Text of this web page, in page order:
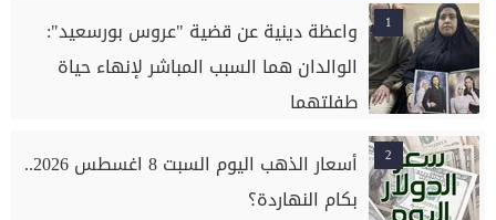
1
واعظة دينية عن قضية "عروس بورسعيد":
الوالدان هما السبب المباشر لإنهاء حياة
طفلتهما
2
أسعار الذهب اليوم السبت 8 اغسطس 2026..
بكام النهاردة؟